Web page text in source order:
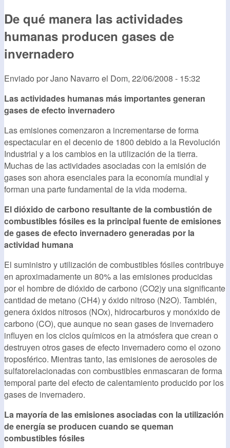
De qué manera las actividades
humanas producen gases de
invernadero
Enviado porJano Navarro el Dom, 22/06/2008 - 15:32
Las actividades humanas más importantes generan
gases de efecto invernadero
Las emisiones comenzaron a incrementarse de forma
espectacular en el decenio de 1800 debido a la Revolución
Industrial y a los cambios en la utilización de la tierra.
Muchas de las actividades asociadas con la emisión de
gases son ahora esenciales para la economía mundial y
forman una parte fundamental de la vida moderna.
El dióxido de carbono resultante de la combustión de
combustibles fósiles es la principal fuente de emisiones
de gases de efecto invernadero generadas por la
actividad humana
El suministro y utilización de combustibles fósiles contribuye
en aproximadamente un 80% a las emisiones producidas
por el hombre de dióxido de carbono (CO2)y una significante
cantidad de metano (CH4) y óxido nitroso (N2O). También,
genera óxidos nitrosos (NOx), hidrocarburos y monóxido de
carbono (CO), que aunque no sean gases de invernadero
influyen en los ciclos químicos en la atmósfera que crean o
destruyen otros gases de efecto invernadero como el ozono
troposférico. Mientras tanto, las emisiones de aerosoles de
sulfatorelacionadas con combustibles enmascaran de forma
temporal parte del efecto de calentamiento producido por los
gases de invernadero.
La mayoría de las emisiones asociadas con la utilización
de energía se producen cuando se queman
combustibles fósiles